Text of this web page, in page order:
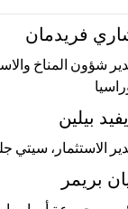
فريدمان
شؤون المناخ
بيلين
الاستثمار، سيتي
بريمر